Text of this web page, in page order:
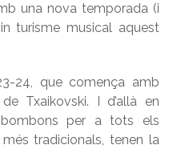
una nova temporada (i
turisme musical aquest
24, que comença amb
de Txaikovski. I d’allà en
per a tots els
tradicionals, tenen la